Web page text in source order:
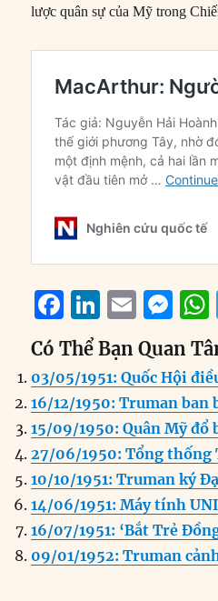
lược quân sự của Mỹ trong
F
a
c
e
b
o
o
k
Li
n
k
e
d
I
n
E
m
ai
l
M
ss
e
n
g
er
h
Có Thể Bạn Quan
03/05/1951: Quốc Hội
16/12/1950: Truman
15/09/1950: Quân Mỹ đổ
27/06/1950: Tổng thống
10/10/1951: Truman ký
14/06/1951: Máy tính
16/07/1951: ‘Bắt Trẻ
09/01/1952: Truman